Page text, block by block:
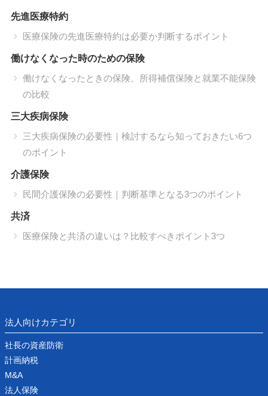
先進医療特約
医療保険の先進医療特約は必要か判断するポイント
働けなくなった時のための保険
働けなくなったときの保険、所得補償保険と就業不能保険
の比較
三大疾病保険
三大疾病保険の必要性｜検討するなら知っておきたい6つ
のポイント
介護保険
民間介護保険の必要性｜判断基準となる3つのポイント
共済
医療保険と共済の違いは？比較すべきポイント3つ
法人向けカテゴリ
社長の資産防衛
計画納税
M&A
法人保険